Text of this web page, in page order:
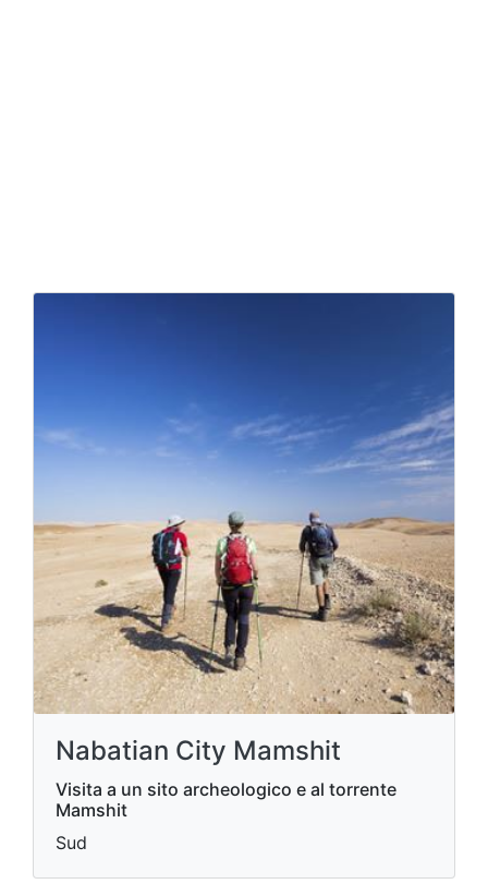
Nabatian City Mamshit
Visita a un sito archeologico e al torrente
Mamshit
Sud